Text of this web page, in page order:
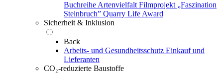
Buchreihe Artenvielfalt Filmprojekt „Faszination
Steinbruch” Quarry Life Award
Sicherheit & Inklusion
Back
Arbeits- und Gesundheitsschutz Einkauf und
Lieferanten
CO₂-reduzierte Baustoffe